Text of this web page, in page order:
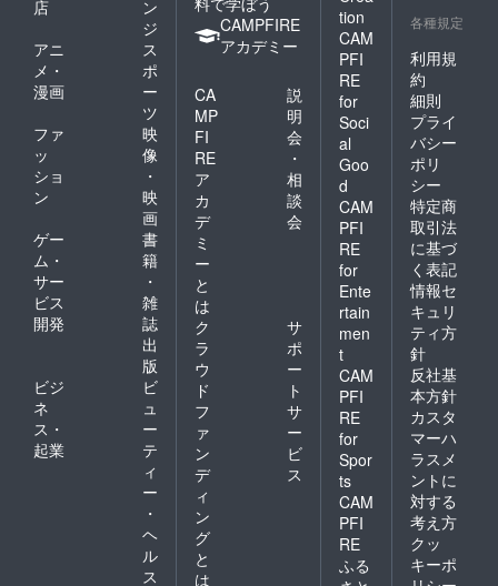
店
ン
ジ
アニ
メ・
漫画
ス
ポ
ー
ツ
ファ
ッ
ショ
ン
映
像
・
映
画
ゲー
ム・
サー
ビス
開発
書
籍
・
雑
誌
出
版
ビジ
ネ
ス・
起業
ビ
ュ
ー
テ
ィ
ー
・
ヘ
ル
ス
CAMPFIRE
アカデミー
CA
MP
FI
RE
ア
カ
デ
ミ
ー
と
は
説
明
会
・
相
談
会
ク
ラ
ウ
ド
フ
ァ
ン
デ
ィ
ン
グ
と
は
サ
ポ
ー
ト
サ
ー
ビ
ス
tion
CAM
PFI
RE
for
Soci
al
Goo
d
CAM
PFI
RE
for
Ente
rtain
men
t
CAM
PFI
RE
for
Spor
ts
CAM
PFI
RE
ふる
各種規定
利用規
約
細則
プライ
バシー
ポリ
シー
特定商
取引法
に基づ
く表記
情報セ
キュリ
ティ方
針
反社基
本方針
カスタ
マーハ
ラスメ
ントに
対する
考え方
クッ
キーポ